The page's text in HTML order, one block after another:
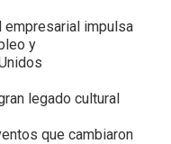
impulsa
y
legado cultural
que cambiaron